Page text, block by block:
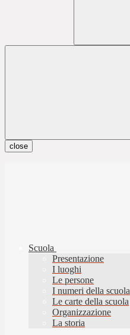
close
Scuola
Presentazione
I luoghi
Le persone
I numeri della scuola
Le carte della scuola
Organizzazione
La storia